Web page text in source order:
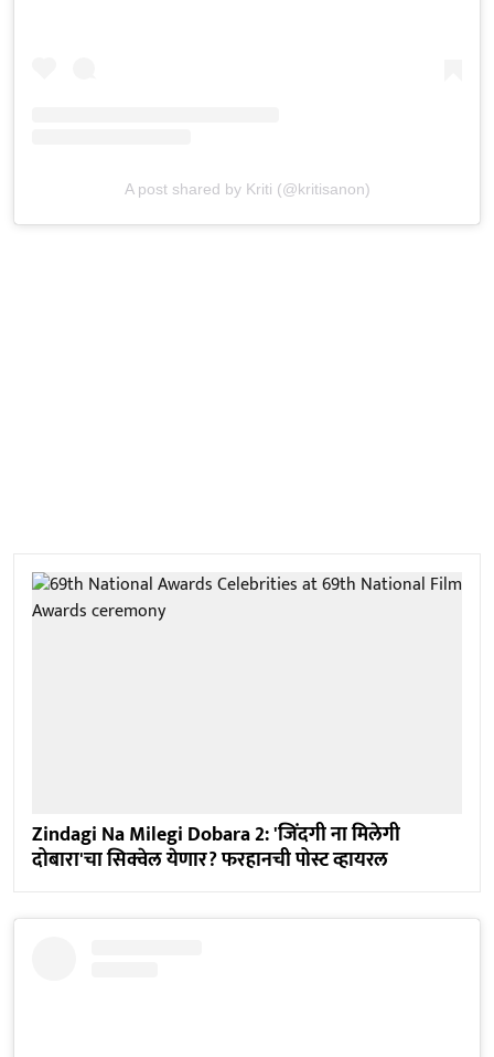
A post shared by Kriti (@kritisanon)
Zindagi Na Milegi Dobara 2: 'जिंदगी ना मिलेगी
दोबारा'चा सिक्वेल येणार? फरहानची पोस्ट व्हायरल